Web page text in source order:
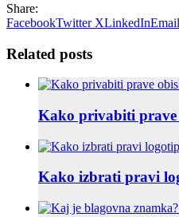
Share:
FacebookTwitter XLinkedInEmail
Related posts
Kako privabiti prave
Kako izbrati pravi